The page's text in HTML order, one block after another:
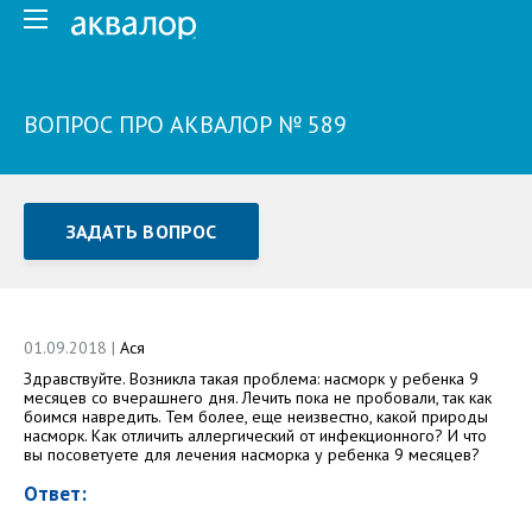
ВОПРОС ПРО АКВАЛОР № 589
ЗАДАТЬ ВОПРОС
Как Вас зовут
01.09.2018 | Ася
Здравствуйте. Возникла такая проблема: насморк у ребенка 9
месяцев со вчерашнего дня. Лечить пока не пробовали, так как
боимся навредить. Тем более, еще неизвестно, какой природы
насморк. Как отличить аллергический от инфекционного? И что
вы посоветуете для лечения насморка у ребенка 9 месяцев?
Ответ: